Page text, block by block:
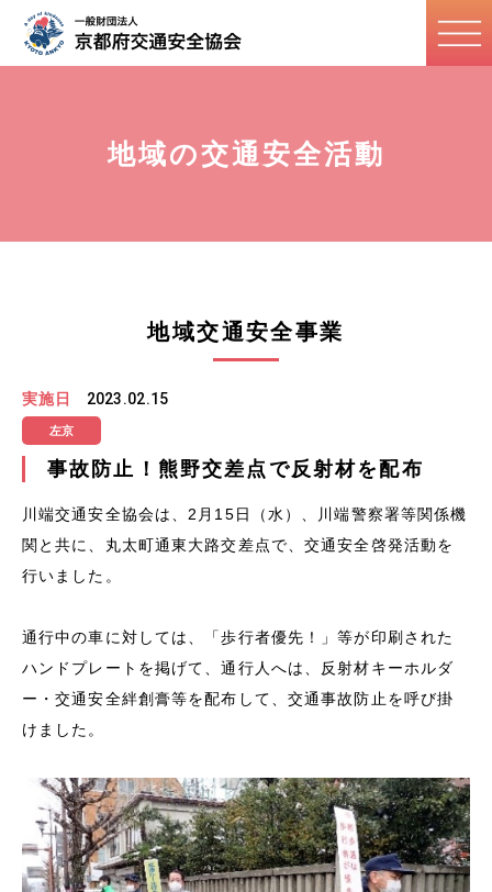
地域の交通安全活動
地域交通安全事業
実施日 2023.02.15
左京
事故防止！熊野交差点で反射材を配布
川端交通安全協会は、2月15日（水）、川端警察署等関係機
関と共に、丸太町通東大路交差点で、交通安全啓発活動を
行いました。
通行中の車に対しては、「歩行者優先！」等が印刷された
ハンドプレートを掲げて、通行人へは、反射材キーホルダ
ー・交通安全絆創膏等を配布して、交通事故防止を呼び掛
けました。